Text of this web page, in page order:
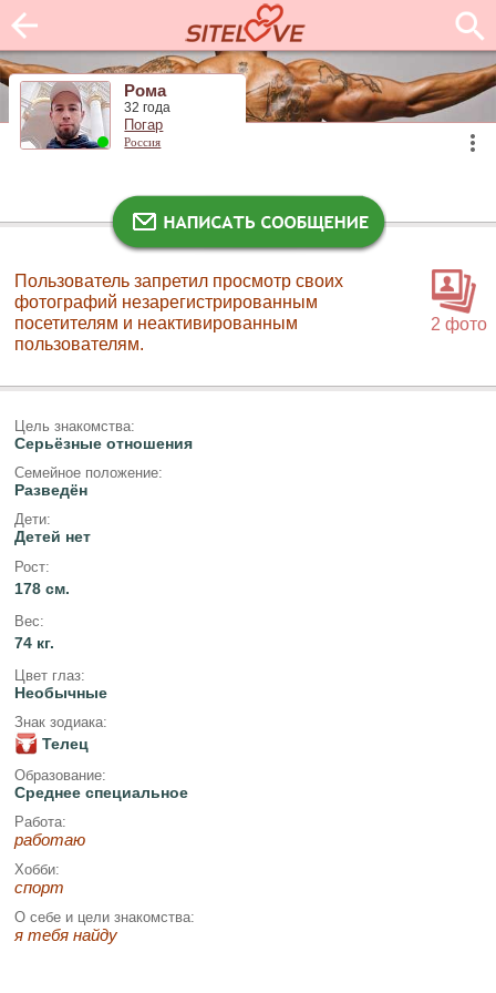
Рома
32 года
Погар
Россия
2 фото
Пользователь запретил просмотр своих
фотографий незарегистрированным
посетителям и неактивированным
пользователям.
Цель знакомства:
Серьёзные отношения
Семейное положение:
Разведён
Дети:
Детей нет
Рост:
178 см.
Вес:
74 кг.
Цвет глаз:
Необычные
Знак зодиака:
Телец
Образование:
Среднее специальное
Работа:
работаю
Хобби:
спорт
О себе и цели знакомства:
я тебя найду